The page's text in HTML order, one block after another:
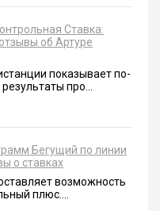
Ставка:
об Артуре
показывает по-
про...
Бегущий по линии
о ставках
возможность
плюс....